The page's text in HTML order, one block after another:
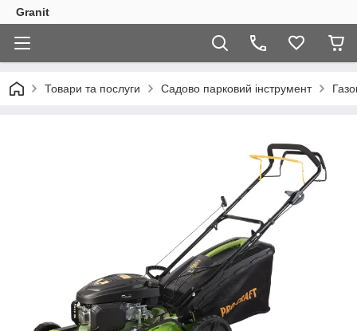
Granit
Товари та послуги Садово парковий інструмент